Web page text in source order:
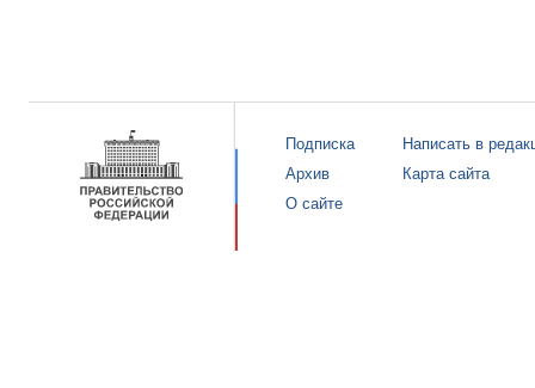
Подписка
Архив
О сайте
Написать в
Карта сайта